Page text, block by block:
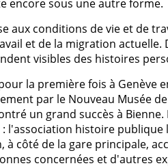
encore sous une autre forme.
aux conditions de vie et de
et de la migration
visibles des histoires
la première fois à Genève
par le Nouveau Musée
un grand succès à
: l'association histoire
à côté de la gare principale,
concernées et d'autres